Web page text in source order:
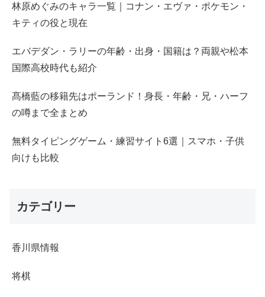
林原めぐみのキャラ一覧｜コナン・エヴァ・ポケモン・
キティの役と現在
エバデダン・ラリーの年齢・出身・国籍は？両親や松本
国際高校時代も紹介
髙橋藍の移籍先はポーランド！身長・年齢・兄・ハーフ
の噂まで全まとめ
無料タイピングゲーム・練習サイト6選｜スマホ・子供
向けも比較
カテゴリー
香川県情報
将棋